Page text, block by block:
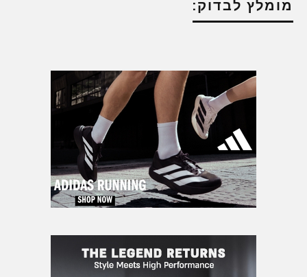
מומלץ לבדוק: